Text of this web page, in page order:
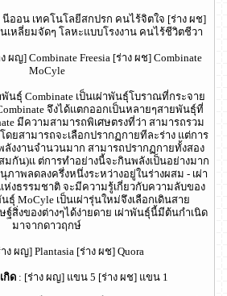
ออน เทคโนโลยีสกปรก คนไร้จิตใจ [ร่าง ผช]
เหลี่ยมจัดๆ โลหะแบบโรงงาน คนไร้ชีวิตชีวา
ผญ] Combinate Freesia [ร่าง ผช] Combinate
MoCyle
พันธุ์ Combinate เป็นเผ่าพันธุ์โบราณที่กระจาย
จึงได้แตกออกเป็นหลายๆสายพันธุ์ที่
มีความสามารถพิเศษตรงที่ว่า สามารถรวม
ดยสามารถจะเลือกปรากฏกายทีละร่าง แต่การ
ลังงานจำนวนมาก สามารถปรากฏกายทั้งสอง
มกัน)แ ต่การทำอย่างนี้จะกินพลังเป็นอย่างมาก
ภาพลดลงครึ่งหนึ่งระหว่างอยู่ในร่างผสม - เผ่า
ห่งธรรมชาติ จะมีความรู้เกี่ยวกับความลับของ
ธุ์ MoCyle เป็นเผ่ารุ่นใหม่จึงเลือกเดินสาย
ฐ์สิ่งของต่างๆได้ง่ายดาย เผ่าพันธุ์นี้มีต้นกำเนิด
มาจากดาวฤกษ์
ง ผญ] Plantasia [ร่าง ผช] Quora
กิด: [ร่าง ผญ] แขน 5 [ร่าง ผช] แขน 1